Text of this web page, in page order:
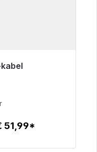
levertijd
51,99*